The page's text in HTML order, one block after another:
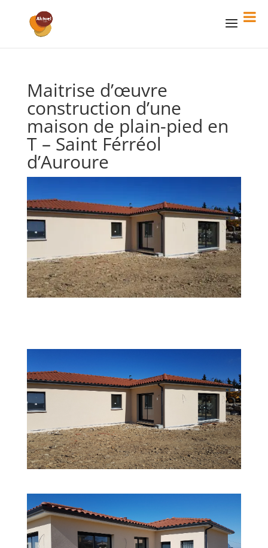
Maitrise d’œuvre
construction d’une
maison de plain-pied en
T – Saint Férréol
d’Auroure